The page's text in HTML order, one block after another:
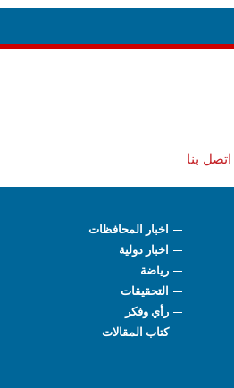
اتصل بنا
اخبار المحافظات
اخبار دولية
رياضة
التحقيقات
رأي وفكر
كتاب المقالات